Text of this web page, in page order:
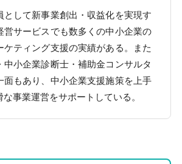
として新事業創出・収益化を実現す
営サービスでも数多くの中小企業の
ケティング支援の実績がある。また
中小企業診断士・補助金コンサルタ
面もあり、中小企業支援施策を上手
事業運営をサポートしている。